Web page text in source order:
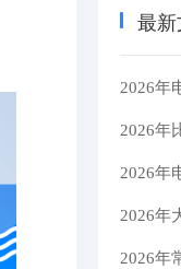
最新
2026年
2026年
2026年
2026年
2026年